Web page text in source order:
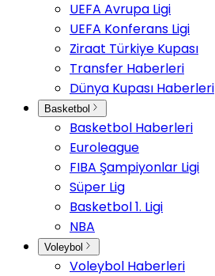
UEFA Avrupa Ligi
UEFA Konferans Ligi
Ziraat Türkiye Kupası
Transfer Haberleri
Dünya Kupası Haberleri
Basketbol
Basketbol Haberleri
Euroleague
FIBA Şampiyonlar Ligi
Süper Lig
Basketbol 1. Ligi
NBA
Voleybol
Voleybol Haberleri